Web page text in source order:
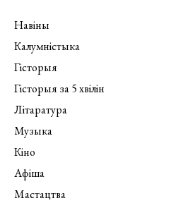
Навіны
Калумністыка
Гісторыя
Гісторыя за 5 хвілін
Літаратура
Музыка
Кіно
Афіша
Мастацтва